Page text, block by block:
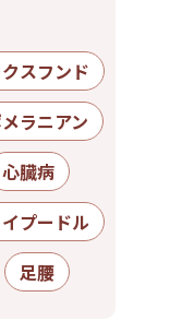
スフンド
ラニアン
心臓病
イプードル
足腰